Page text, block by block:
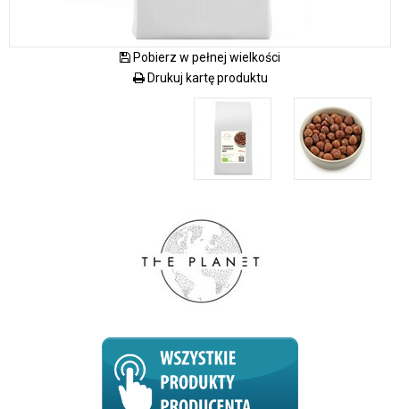
Pobierz w pełnej wielkości
Drukuj kartę produktu